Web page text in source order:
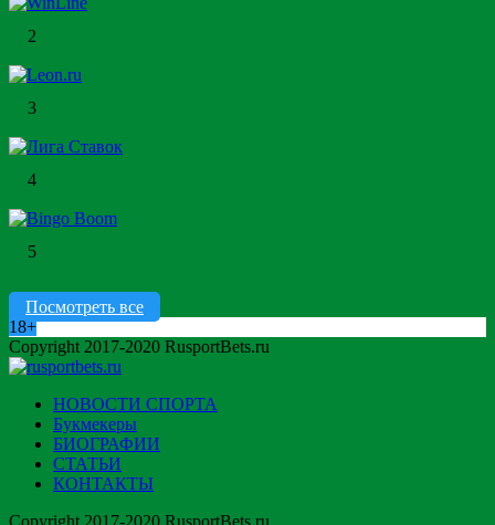
2
3
4
5
Посмотреть все
18+
Copyright 2017-2020 RusportBets.ru
НОВОСТИ СПОРТА
Букмекеры
БИОГРАФИИ
СТАТЬИ
КОНТАКТЫ
Copyright 2017-2020 RusportBets.ru